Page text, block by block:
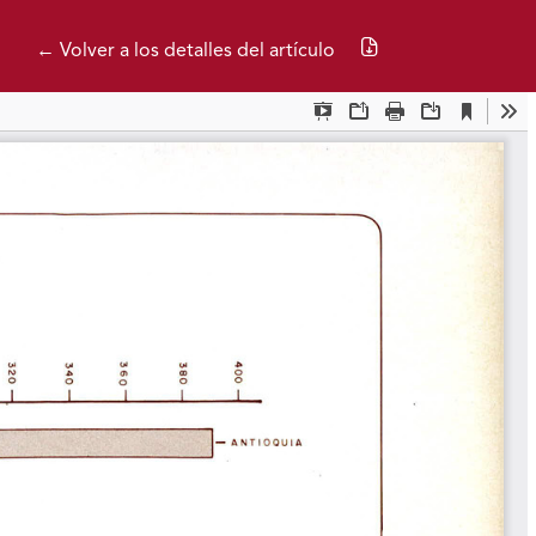
← Volver a los detalles del artículo Descargar PDF